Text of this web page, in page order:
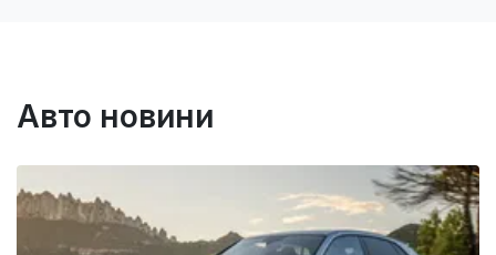
Авто новини